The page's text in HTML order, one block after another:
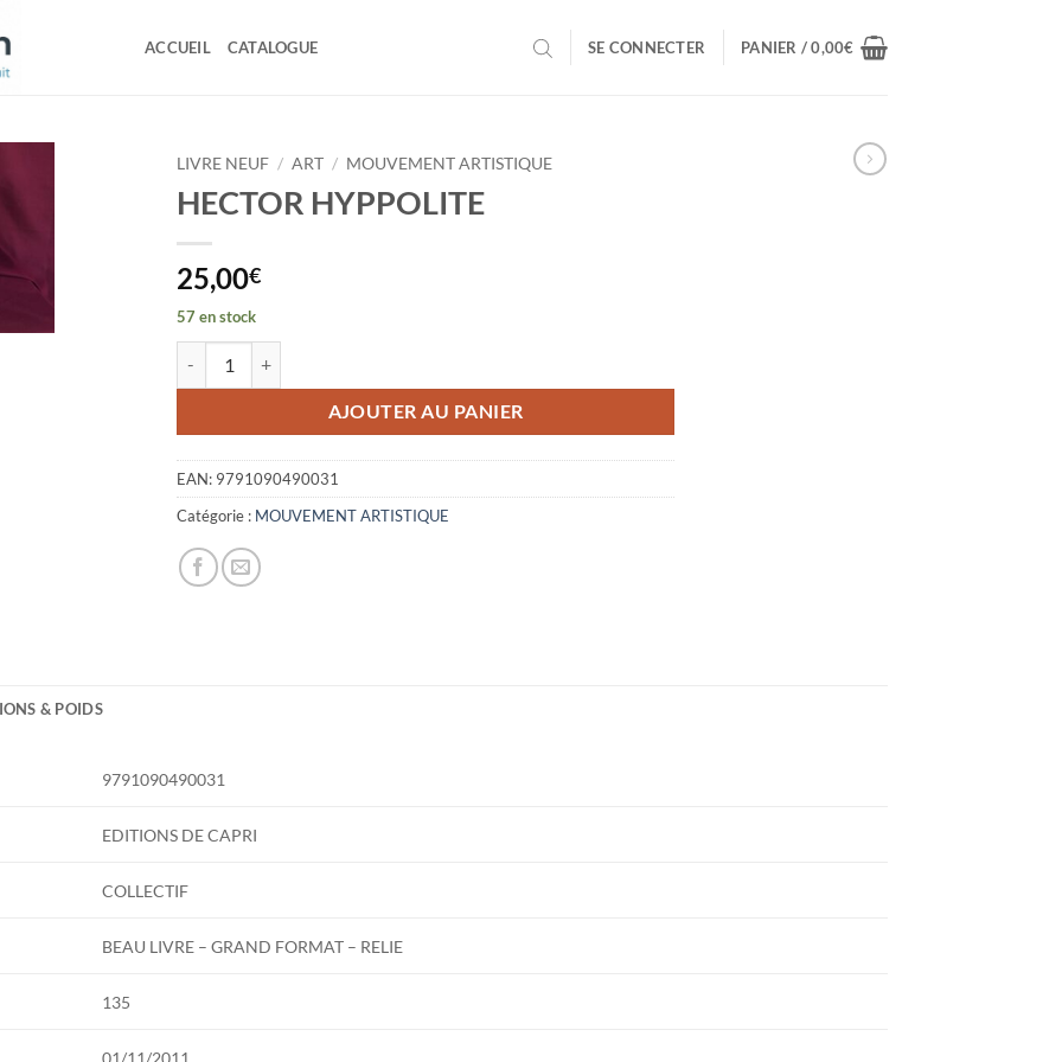
ACCUEIL CATALOGUE SE CONNECTER PANIER /0,00€
LIVRE NEUF / ART / MOUVEMENT ARTISTIQUE
HECTOR HYPPOLITE
25,00€
57 en stock
AJOUTER AU PANIER
EAN: 9791090490031
Catégorie : MOUVEMENT ARTISTIQUE
& POIDS
9791090490031
EDITIONS DE CAPRI
COLLECTIF
BEAU LIVRE – GRAND FORMAT – RELIE
135
01/11/2011